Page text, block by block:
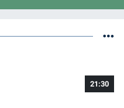
21:30